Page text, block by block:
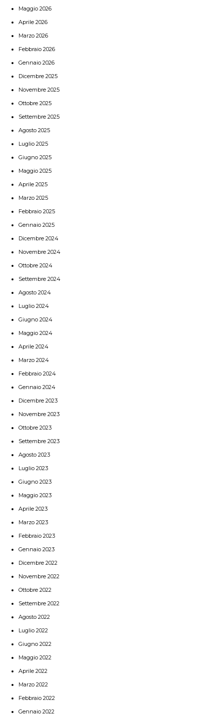
Maggio 2026
Aprile 2026
Marzo 2026
Febbraio 2026
Gennaio 2026
Dicembre 2025
Novembre 2025
Ottobre 2025
Settembre 2025
Agosto 2025
Luglio 2025
Giugno 2025
Maggio 2025
Aprile 2025
Marzo 2025
Febbraio 2025
Gennaio 2025
Dicembre 2024
Novembre 2024
Ottobre 2024
Settembre 2024
Agosto 2024
Luglio 2024
Giugno 2024
Maggio 2024
Aprile 2024
Marzo 2024
Febbraio 2024
Gennaio 2024
Dicembre 2023
Novembre 2023
Ottobre 2023
Settembre 2023
Agosto 2023
Luglio 2023
Giugno 2023
Maggio 2023
Aprile 2023
Marzo 2023
Febbraio 2023
Gennaio 2023
Dicembre 2022
Novembre 2022
Ottobre 2022
Settembre 2022
Agosto 2022
Luglio 2022
Giugno 2022
Maggio 2022
Aprile 2022
Marzo 2022
Febbraio 2022
Gennaio 2022